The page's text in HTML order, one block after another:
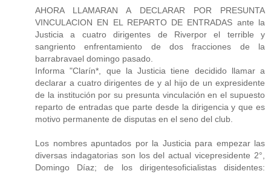
AHORA LLAMARAN A DECLARAR POR PRESUNTA
VINCULACION EN EL REPARTO DE ENTRADAS ante la
Justicia a cuatro dirigentes de Riverpor el terrible y
sangriento enfrentamiento de dos fracciones de la
barrabravael domingo pasado.
Informa "Clarín*, que la Justicia tiene decidido llamar a
declarar a cuatro dirigentes de y al hijo de un expresidente
de la institución por su presunta vinculación en el supuesto
reparto de entradas que parte desde la dirigencia y que es
motivo permanente de disputas en el seno del club.
Los nombres apuntados por la Justicia para empezar las
diversas indagatorias son los del actual vicepresidente 2°,
Domingo Díaz; de los dirigentesoficialistas disidentes: